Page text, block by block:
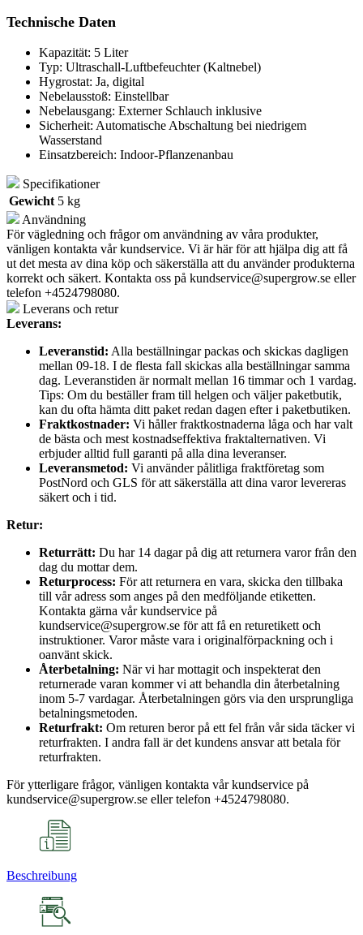
Technische Daten
Kapazität: 5 Liter
Typ: Ultraschall-Luftbefeuchter (Kaltnebel)
Hygrostat: Ja, digital
Nebelausstoß: Einstellbar
Nebelausgang: Externer Schlauch inklusive
Sicherheit: Automatische Abschaltung bei niedrigem
Wasserstand
Einsatzbereich: Indoor-Pflanzenanbau
Specifikationer
Gewicht 5 kg
Användning
För vägledning och frågor om användning av våra produkter,
vänligen kontakta vår kundservice. Vi är här för att hjälpa dig att få
ut det mesta av dina köp och säkerställa att du använder produkterna
korrekt och säkert. Kontakta oss på kundservice@supergrow.se eller
telefon +4524798080.
Leverans och retur
Leverans:
Leveranstid: Alla beställningar packas och skickas dagligen
mellan 09-18. I de flesta fall skickas alla beställningar samma
dag. Leveranstiden är normalt mellan 16 timmar och 1 vardag.
Tips: Om du beställer fram till helgen och väljer paketbutik,
kan du ofta hämta ditt paket redan dagen efter i paketbutiken.
Fraktkostnader: Vi håller fraktkostnaderna låga och har valt
de bästa och mest kostnadseffektiva fraktalternativen. Vi
erbjuder alltid full garanti på alla dina leveranser.
Leveransmetod: Vi använder pålitliga fraktföretag som
PostNord och GLS för att säkerställa att dina varor levereras
säkert och i tid.
Retur:
Returrätt: Du har 14 dagar på dig att returnera varor från den
dag du mottar dem.
Returprocess: För att returnera en vara, skicka den tillbaka
till vår adress som anges på den medföljande etiketten.
Kontakta gärna vår kundservice på
kundservice@supergrow.se för att få en returetikett och
instruktioner. Varor måste vara i originalförpackning och i
oanvänt skick.
Återbetalning: När vi har mottagit och inspekterat den
returnerade varan kommer vi att behandla din återbetalning
inom 5-7 vardagar. Återbetalningen görs via den ursprungliga
betalningsmetoden.
Returfrakt: Om returen beror på ett fel från vår sida täcker vi
returfrakten. I andra fall är det kundens ansvar att betala för
returfrakten.
För ytterligare frågor, vänligen kontakta vår kundservice på
kundservice@supergrow.se eller telefon +4524798080.
Beschreibung